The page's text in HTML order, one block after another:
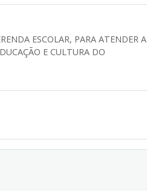
ESCOLAR, PARA ATENDER A
E CULTURA DO